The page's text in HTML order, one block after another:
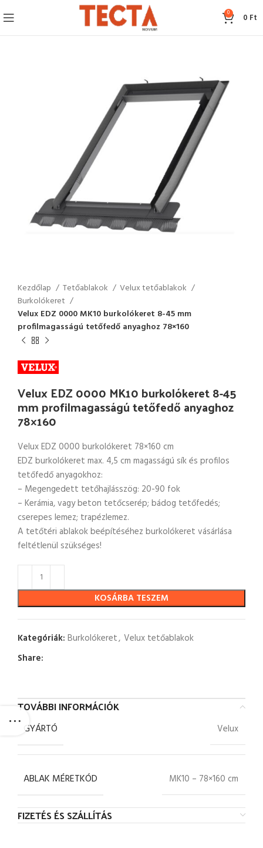
0 0 Ft
Kezdőlap Tetőablakok
Velux tetőablakok
Burkolókeret
Velux EDZ 0000 MK10 burkolókeret 8-45 mm
profilmagasságú tetőfedő anyaghoz 78×160
Velux EDZ 0000 MK10 burkolókeret 8-45
mm profilmagasságú tetőfedő anyaghoz
78×160
Velux EDZ 0000 burkolókeret 78×160 cm
EDZ burkolókeret max. 4,5 cm magasságú sík és profilos
tetőfedő anyagokhoz:
– Megengedett tetőhajlásszög: 20-90 fok
– Kerámia, vagy beton tetőcserép; bádog tetőfedés;
cserepes lemez; trapézlemez.
A tetőtéri ablakok beépítéséhez burkolókeret vásárlása
feltétlenül szükséges!
KOSÁRBA TESZEM
Kategóriák: Burkolókeret, Velux tetőablakok
Share:
TOVÁBBI INFORMÁCIÓK
GYÁRTÓ Velux
ABLAK MÉRETKÓD MK10 – 78×160 cm
FIZETÉS ÉS SZÁLLÍTÁS